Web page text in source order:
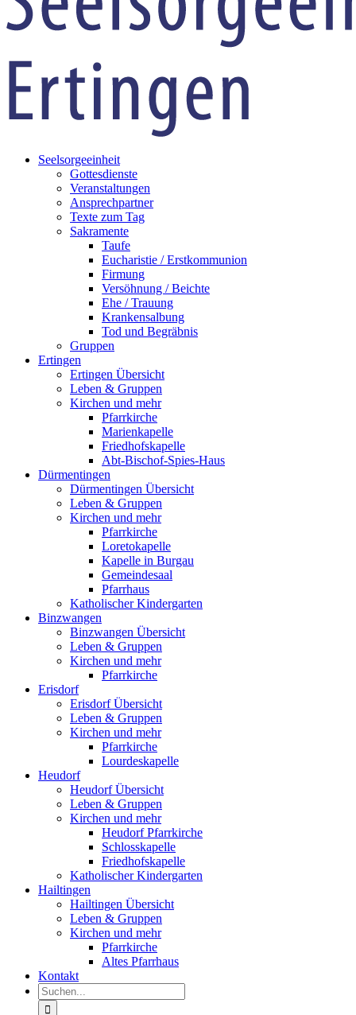
Seelsorgeeinheit
Gottesdienste
Veranstaltungen
Ansprechpartner
Texte zum Tag
Sakramente
Taufe
Eucharistie / Erstkommunion
Firmung
Versöhnung / Beichte
Ehe / Trauung
Krankensalbung
Tod und Begräbnis
Gruppen
Ertingen
Ertingen Übersicht
Leben & Gruppen
Kirchen und mehr
Pfarrkirche
Marienkapelle
Friedhofskapelle
Abt-Bischof-Spies-Haus
Dürmentingen
Dürmentingen Übersicht
Leben & Gruppen
Kirchen und mehr
Pfarrkirche
Loretokapelle
Kapelle in Burgau
Gemeindesaal
Pfarrhaus
Katholischer Kindergarten
Binzwangen
Binzwangen Übersicht
Leben & Gruppen
Kirchen und mehr
Pfarrkirche
Erisdorf
Erisdorf Übersicht
Leben & Gruppen
Kirchen und mehr
Pfarrkirche
Lourdeskapelle
Heudorf
Heudorf Übersicht
Leben & Gruppen
Kirchen und mehr
Heudorf Pfarrkirche
Schlosskapelle
Friedhofskapelle
Katholischer Kindergarten
Hailtingen
Hailtingen Übersicht
Leben & Gruppen
Kirchen und mehr
Pfarrkirche
Altes Pfarrhaus
Kontakt
Suche
nach: